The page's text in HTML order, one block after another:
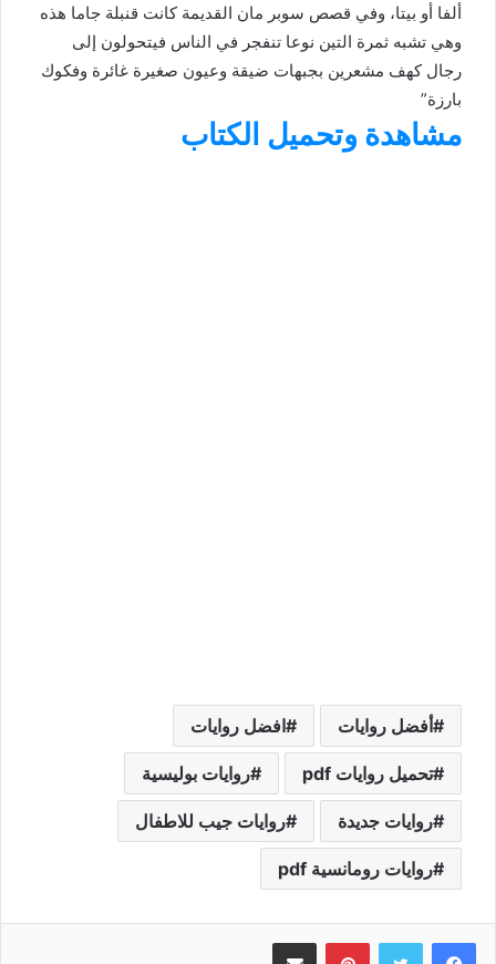
ألفا أو بيتا، وفي قصص سوبر مان القديمة كانت قنبلة جاما هذه
وهي تشبه ثمرة التين نوعا تنفجر في الناس فيتحولون إلى
رجال كهف مشعرين بجبهات ضيقة وعيون صغيرة غائرة وفكوك
بارزة”
مشاهدة وتحميل الكتاب
أفضل روايات افضل روايات
تحميل روايات pdf روايات بوليسية
روايات جديدة روايات جيب للاطفال
روايات رومانسية pdf
بينتيريست